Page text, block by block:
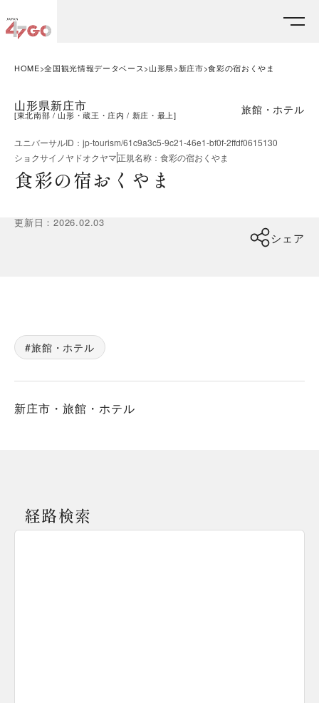
HOME 全国観光情報データベース 山形県 新庄市 食彩の宿おくやま
山形県新庄市
[東北南部 山形・蔵王・庄内 新庄・最上] 旅館・ホテル
ユニバーサルID ： jp-tourism/61c9a3c5-9c21-46e1-bf0f-2ffdf0615130
ショクサイノヤドオクヤマ正規名称 ： 食彩の宿おくやま
食彩の宿おくやま
更新日 ：2026.02.03
シェア
旅館・ホテル
新庄市・旅館・ホテル
経路検索